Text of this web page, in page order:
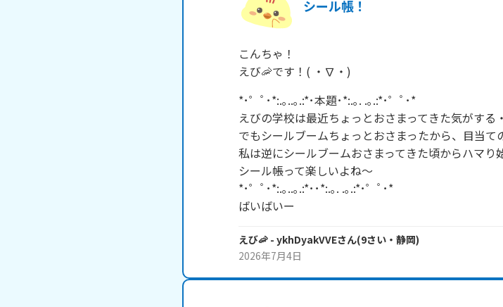
シール帳！
こんちゃ！
*･゜ﾟ･*:.｡..｡.:*･本題･*:.｡. .｡.:*･゜ﾟ･*
えびの学校は最近ちょっとおさまってきた気がする
でもシールブームちょっとおさまったから、目当て
私は逆にシールブームおさまってきた頃からハマり
シール帳って楽しいよね～
*･゜ﾟ･*:.｡..｡.:*･･*:.｡. .｡.:*･゜ﾟ･*
ばいばいー
えび🦐 - ykhDyakVVEさん(9さい・ 静岡)
2026年7月4日